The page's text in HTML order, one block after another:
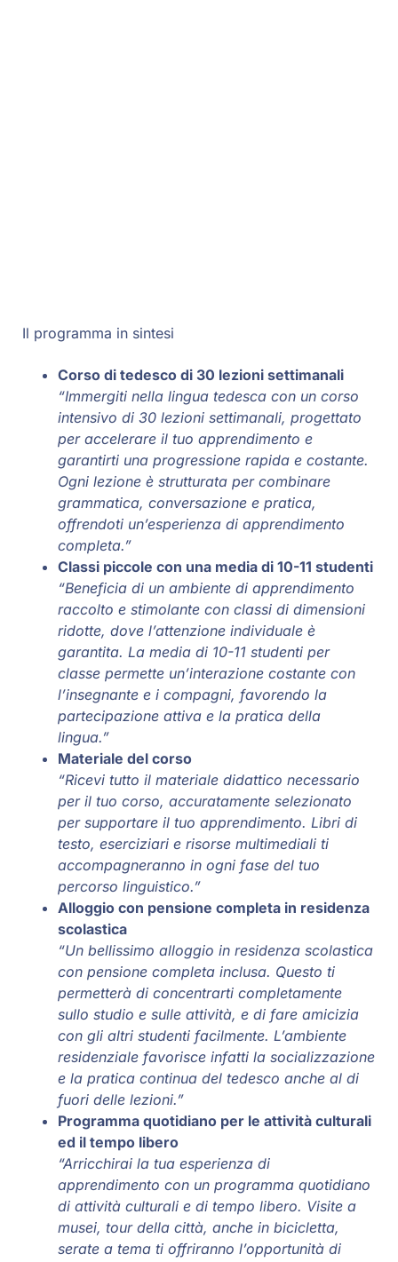
Il programma in sintesi
Corso di tedesco di 30 lezioni settimanali
“Immergiti nella lingua tedesca con un corso
intensivo di 30 lezioni settimanali, progettato
per accelerare il tuo apprendimento e
garantirti una progressione rapida e costante.
Ogni lezione è strutturata per combinare
grammatica, conversazione e pratica,
offrendoti un’esperienza di apprendimento
completa.”
Classi piccole con una media di 10-11 studenti
“Beneficia di un ambiente di apprendimento
raccolto e stimolante con classi di dimensioni
ridotte, dove l’attenzione individuale è
garantita. La media di 10-11 studenti per
classe permette un’interazione costante con
l’insegnante e i compagni, favorendo la
partecipazione attiva e la pratica della
lingua.”
Materiale del corso
“Ricevi tutto il materiale didattico necessario
per il tuo corso, accuratamente selezionato
per supportare il tuo apprendimento. Libri di
testo, eserciziari e risorse multimediali ti
accompagneranno in ogni fase del tuo
percorso linguistico.”
Alloggio con pensione completa in residenza
scolastica
“Un bellissimo alloggio in residenza scolastica
con pensione completa inclusa. Questo ti
permetterà di concentrarti completamente
sullo studio e sulle attività, e di fare amicizia
con gli altri studenti facilmente. L’ambiente
residenziale favorisce infatti la socializzazione
e la pratica continua del tedesco anche al di
fuori delle lezioni.”
Programma quotidiano per le attività culturali
ed il tempo libero
“Arricchirai la tua esperienza di
apprendimento con un programma quotidiano
di attività culturali e di tempo libero. Visite a
musei, tour della città, anche in bicicletta,
serate a tema ti offriranno l’opportunità di